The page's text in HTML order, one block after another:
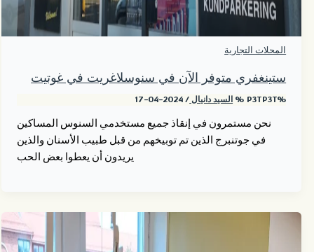
المحلات التجارية
ستينغفري متوفر الآن في سنوسلاغريت في غوتيت
%P3TP3T % السيد دانيال /
2024-04-17
نحن مستمرون في إنقاذ جميع مستخدمي السنوس المساكين
في جوتنبرج الذين تم توبيخهم من قبل طبيب الأسنان والذين
يريدون أن يعطوا بعض الحب